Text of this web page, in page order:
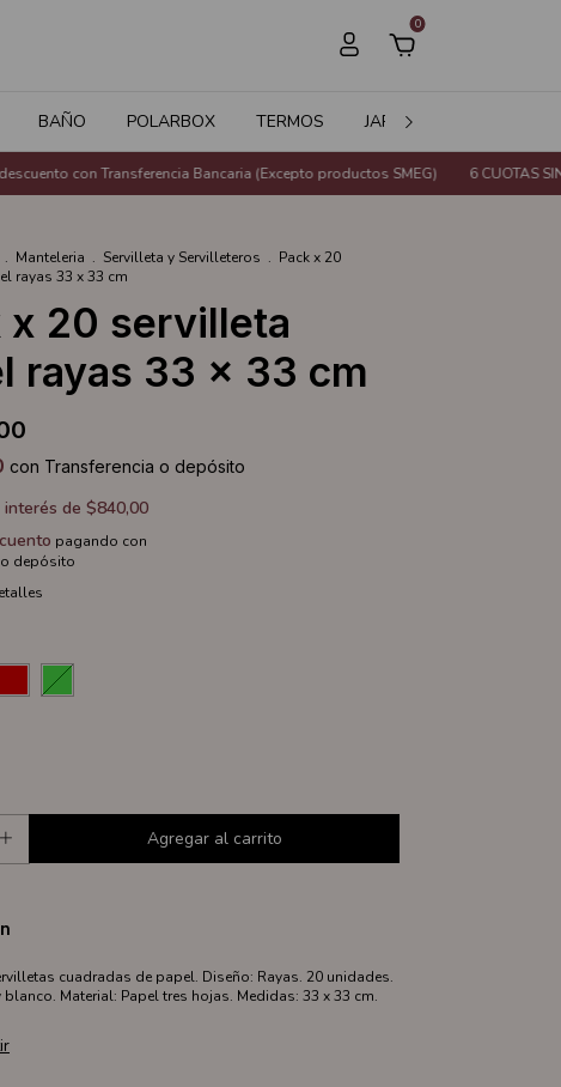
0
BAÑO POLARBOX TERMOS JARDÍN
con Transferencia Bancaria (Excepto productos SMEG) 6 CUOTAS SIN
. Manteleria . Servilleta y Servilleteros . Pack x 20
rayas 33 x 33 cm
x 20 servilleta
rayas 33 x 33 cm
con Transferencia o depósito
de $840,00
pagando con
o depósito
cuadradas de papel. Diseño: Rayas. 20 unidades.
blanco. Material: Papel tres hojas. Medidas: 33 x 33 cm.